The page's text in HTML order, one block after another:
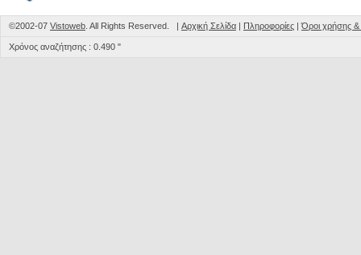
©2002-07 Vistoweb . All Rights Reserved. | Αρχική Σελίδα | Πληροφορίες |Όροι χρήσης
Χρόνος αναζήτησης : 0.490 "